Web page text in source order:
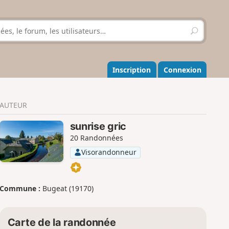
R
e
h
e
r
r
Inscription Connexion
AUTEUR
sunrise gric
20 Randonnées
Visorandonneur
Commune : Bugeat (19170)
Carte de la randonnée